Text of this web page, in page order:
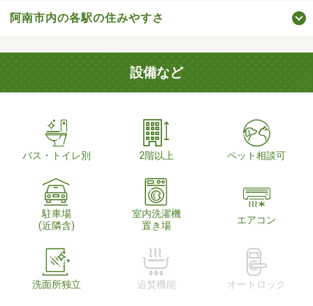
阿南市内の各駅の住みやすさ
設備など
バス・トイレ別 2階以上 ペット相談可
駐車場
(近隣含)
室内洗濯機
置き場
エアコン
洗面所独立 追焚機能 オートロック